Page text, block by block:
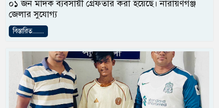
০১ জন মাদক ব্যবসায়ী গ্রেফতার করা হয়েছে। নারায়ণগঞ্জ
জেলার সুযোগ্য
বিস্তারিত........